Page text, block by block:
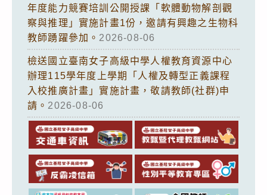
年度能力競賽培訓公開授課「軟體動物解剖觀
察與推理」實施計畫1份，邀請有興趣之生物科
教師踴躍參加。 2026-08-06
檢送國立臺南女子高級中學人權教育資源中心
辦理115學年度上學期「人權及轉型正義課程
入校推廣計畫」實施計畫，敬請教師(社群)申
請。 2026-08-06